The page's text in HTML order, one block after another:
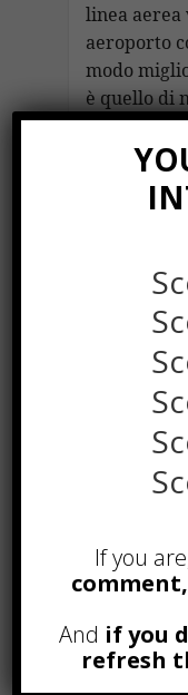
linea
aeroporto
modo
è quello di
spostarsi
regione.
È
presenza
la Only
mettono
tutta la
Per
da altri
tenendo
orari
muoversi
tutto il
If you
And if you
refresh